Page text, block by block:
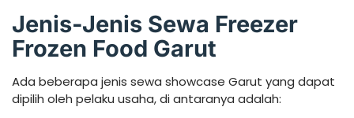
Jenis-Jenis Sewa Freezer
Frozen Food Garut
Ada beberapa jenis sewa showcase Garut yang dapat
dipilih oleh pelaku usaha, di antaranya adalah: